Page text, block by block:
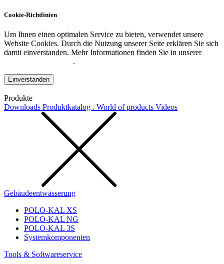
Cookie-Richtlinien
Um Ihnen einen optimalen Service zu bieten, verwendet unsere
Website Cookies. Durch die Nutzung unserer Seite erklären Sie sich
damit einverstanden. Mehr Informationen finden Sie in unserer
.
Einverstanden
Produkte
Downloads Produktkatalog . World of products Videos
Gebäudeentwässerung
POLO-KAL XS
POLO-KAL NG
POLO-KAL 3S
Systemkomponenten
Tools & Softwareservice